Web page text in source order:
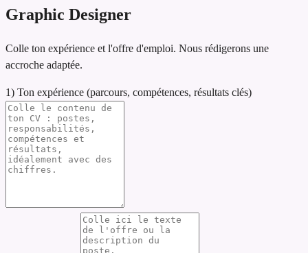
Graphic Designer
Colle ton expérience et l'offre d'emploi. Nous rédigerons une
accroche adaptée.
1) Ton expérience (parcours, compétences, résultats clés)